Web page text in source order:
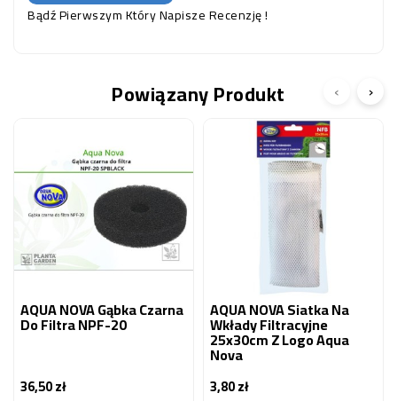
Bądź Pierwszym Który Napisze Recenzję !
Powiązany Produkt
AQUA NOVA Gąbka Czarna
Do Filtra NPF-20
36,50 złCena
AQUA NOVA Siatka Na
Wkłady Filtracyjne
25x30cm Z Logo Aqua
Nova
3,80 złCena
‹ ›